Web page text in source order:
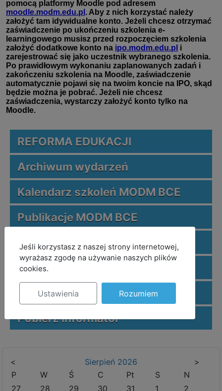
REFORMA EDUKACJI
Archiwum wydarzeń
Kalendarz szkoleń MODM BCE
Publikacje MODM BCE
Zeszyty metodyczne
Publikacje nauczycieli
Nauczyciele z pasją
Pobierz informator
< Sierpień 2026
>
P
W Ś C Pt S
N
27
28 29 30 31 1
2
MOD_JBCOOKIES_LANG_HEADER_DEFAULT
Jeśli korzystasz z naszej strony internetowej,
wyrażasz zgodę na używanie naszych plików
cookies.
Ustawienia Rozumiem